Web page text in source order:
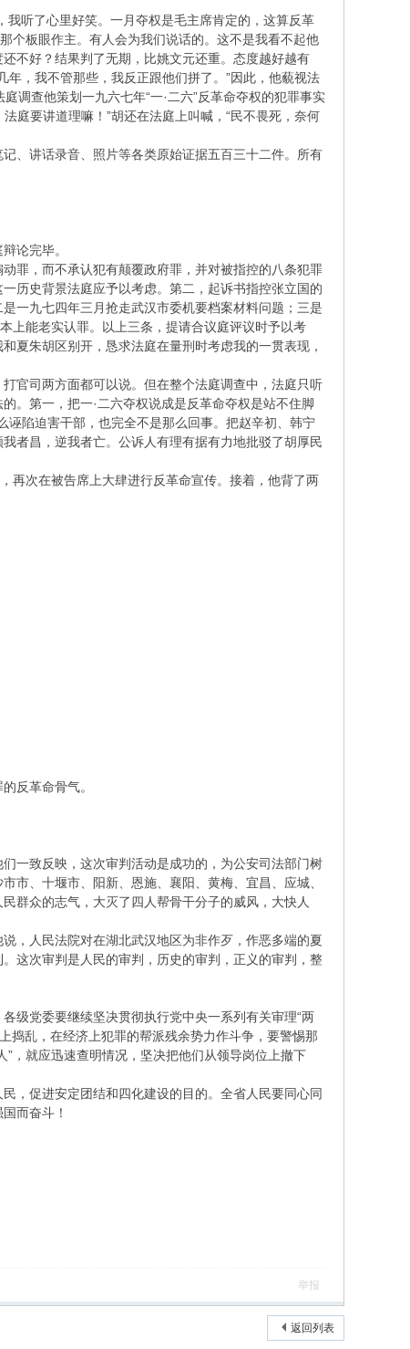
听了心里好笑。一月夺权是毛主席肯定的，这算反革
个板眼作主。有人会为我们说话的。这不是我看不起他
不好？结果判了无期，比姚文元还重。态度越好越有
年，我不管那些，我反正跟他们拼了。”因此，他藐视法
调查他策划一九六七年“一·二六”反革命夺权的犯罪事实
庭要讲道理嘛！”胡还在法庭上叫喊，“民不畏死，奈何
、讲话录音、照片等各类原始证据五百三十二件。所有
论完毕。
罪，而不承认犯有颠覆政府罪，并对被指控的八条犯罪
历史背景法庭应予以考虑。第二，起诉书指控张立国的
一九七四年三月抢走武汉市委机要档案材料问题；三是
上能老实认罪。以上三条，提请合议庭评议时予以考
夏朱胡区别开，恳求法庭在量刑时考虑我的一贯表现，
官司两方面都可以说。但在整个法庭调查中，法庭只听
。第一，把一·二六夺权说成是反革命夺权是站不住脚
诬陷迫害干部，也完全不是那么回事。把赵辛初、韩宁
者昌，逆我者亡。公诉人有理有据有力地批驳了胡厚民
再次在被告席上大肆进行反革命宣传。接着，他背了两
反革命骨气。
一致反映，这次审判活动是成功的，为公安司法部门树
市、十堰市、阳新、恩施、襄阳、黄梅、宜昌、应城、
群众的志气，大灭了四人帮骨干分子的威风，大快人
，人民法院对在湖北武汉地区为非作歹，作恶多端的夏
这次审判是人民的审判，历史的审判，正义的审判，整
级党委要继续坚决贯彻执行党中央一系列有关审理“两
捣乱，在经济上犯罪的帮派残余势力作斗争，要警惕那
，就应迅速查明情况，坚决把他们从领导岗位上撤下
，促进安定团结和四化建设的目的。全省人民要同心同
而奋斗！
举报
返回列表